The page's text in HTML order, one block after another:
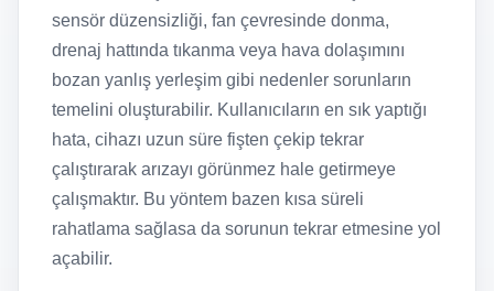
sensör düzensizliği, fan çevresinde donma,
drenaj hattında tıkanma veya hava dolaşımını
bozan yanlış yerleşim gibi nedenler sorunların
temelini oluşturabilir. Kullanıcıların en sık yaptığı
hata, cihazı uzun süre fişten çekip tekrar
çalıştırarak arızayı görünmez hale getirmeye
çalışmaktır. Bu yöntem bazen kısa süreli
rahatlama sağlasa da sorunun tekrar etmesine yol
açabilir.